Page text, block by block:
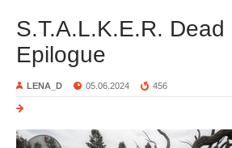
S.T.A.L.K.E.R. Dead
Epilogue
LENA_D 05.06.2024 456